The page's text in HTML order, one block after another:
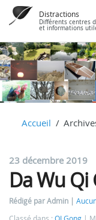
Distractions
Différents centres
et informations
Accueil
23 décembre 2019
Da Wu Qi
Rédigé par Admin
Classé dans : QI Gong